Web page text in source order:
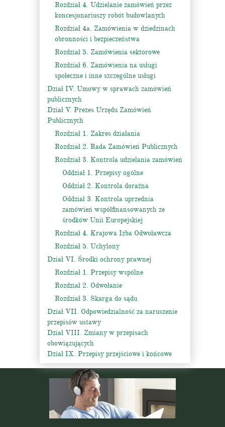
Rozdział 4. Udzielanie zamówień przez
koncesjonariuszy robót budowlanych
Rozdział 4a. Zamówienia w dziedzinach
obronności i bezpieczeństwa
Rozdział 5. Zamówienia sektorowe
Rozdział 6. Zamówienia na usługi
społeczne i inne szczególne usługi
Dział IV. Umowy w sprawach zamówień
publicznych
Dział V. Prezes Urzędu Zamówień
Publicznych
Rozdział 1. Zakres działania
Rozdział 2. Rada Zamówień Publicznych
Rozdział 3. Kontrola udzielania zamówień
Oddział 1. Przepisy ogólne
Oddział 2. Kontrola doraźna
Oddział 3. Kontrola uprzednia
zamówień współfinansowanych ze
środków Unii Europejskiej
Rozdział 4. Krajowa Izba Odwoławcza
Rozdział 5. Uchylony
Dział VI. Środki ochrony prawnej
Rozdział 1. Przepisy wspólne
Rozdział 2. Odwołanie
Rozdział 3. Skarga do sądu
Dział VII. Odpowiedzialność za naruszenie
przepisów ustawy
Dział VIII. Zmiany w przepisach
obowiązujących
Dział IX. Przepisy przejściowe i końcowe